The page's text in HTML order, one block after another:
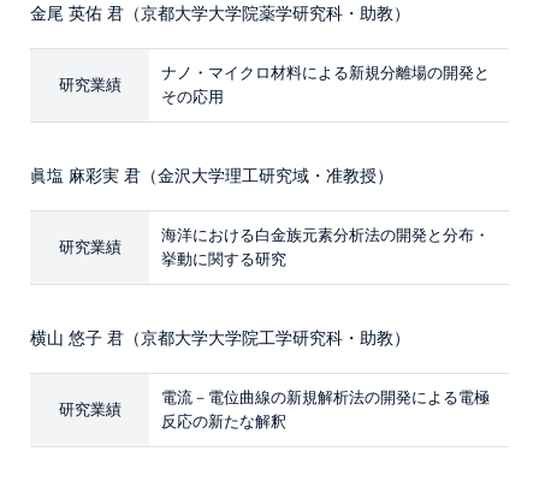
金尾 英佑 君（京都大学大学院薬学研究科・助教）
研究業績
ナノ・マイクロ材料による新規分離場の開発と
その応用
眞塩 麻彩実 君（金沢大学理工研究域・准教授）
研究業績
海洋における白金族元素分析法の開発と分布・
挙動に関する研究
横山 悠子 君（京都大学大学院工学研究科・助教）
研究業績
電流－電位曲線の新規解析法の開発による電極
反応の新たな解釈